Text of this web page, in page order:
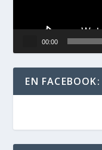
00:00
EN FACEBOOK: